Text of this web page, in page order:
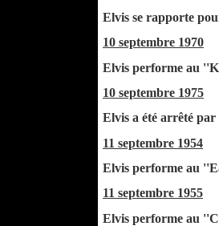
Elvis se rapporte
10 septembre 1970
Elvis performe au
10 septembre 1975
Elvis a été arrêté
11 septembre 1954
Elvis performe au
11 septembre 1955
Elvis performe au